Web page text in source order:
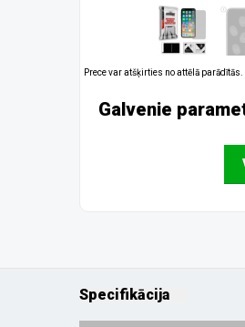
Prece var atšķirties no attēlā
Galvenie
Specifikācija